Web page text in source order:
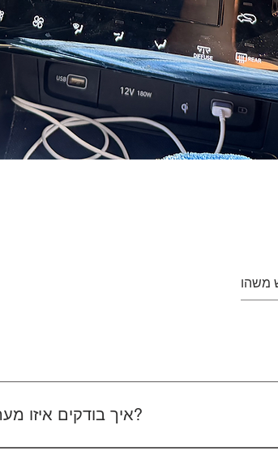
איך בודקים איזו מערכת מולטימדיה מתאימה לרכב שלכם?